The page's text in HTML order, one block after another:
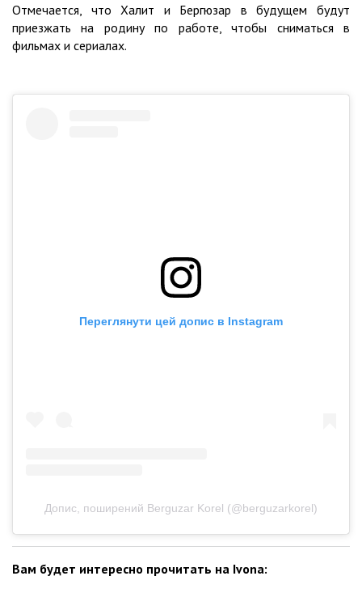
Отмечается, что Халит и Бергюзар в будущем будут
приезжать на родину по работе, чтобы сниматься в
фильмах и сериалах.
Переглянути цей допис в Instagram
Допис, поширений Berguzar Korel (@berguzarkorel)
Вам будет интересно прочитать на Ivona: